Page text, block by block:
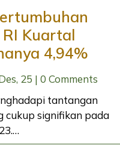
Kuartal
4,94%
25 | 0 Comments
tantangan
cukup signifikan pada